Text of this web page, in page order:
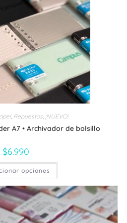
Las
opciones
pueden
elegir
en
página
de
, Repuestos, ¡NUEVO!
A7 • Archivador de bolsillo
$6.990
opciones
Este
tiene
múltiples
variantes.
Las
opciones
se
pueden